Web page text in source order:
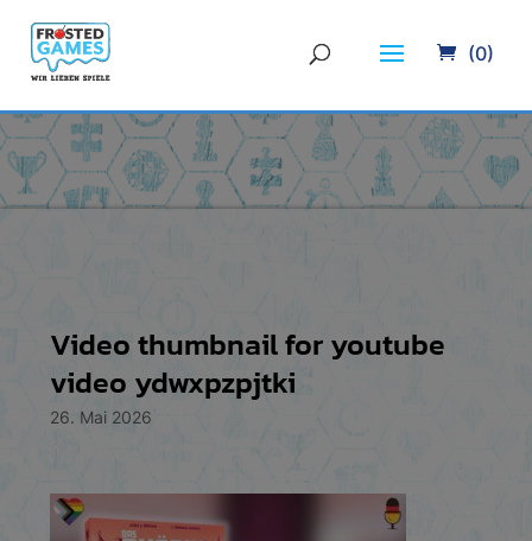
(0)
Video thumbnail for youtube
video ydwxpzpjtki
26. Mai 2026